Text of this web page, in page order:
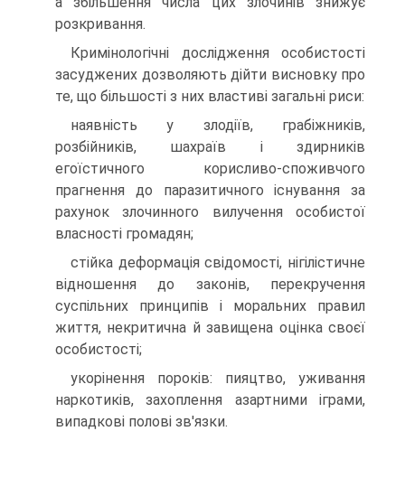
розкривання.
Кримінологічні дослідження особистості
засуджених дозволяють дійти висновку про
те, що більшості з них властиві загальні риси:
наявність у злодіїв, грабіжників,
розбійників, шахраїв і здирників
егоїстичного корисливо-споживчого
прагнення до паразитичного існування за
рахунок злочинного вилучення особистої
власності громадян;
стійка деформація свідомості, нігілістичне
відношення до законів, перекручення
суспільних принципів і моральних правил
життя, некритична й завищена оцінка своєї
особистості;
укорінення пороків: пияцтво, уживання
наркотиків, захоплення азартними іграми,
випадкові полові зв'язки.